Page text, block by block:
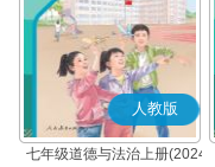
人教版
七年级道德与法治上册(2024